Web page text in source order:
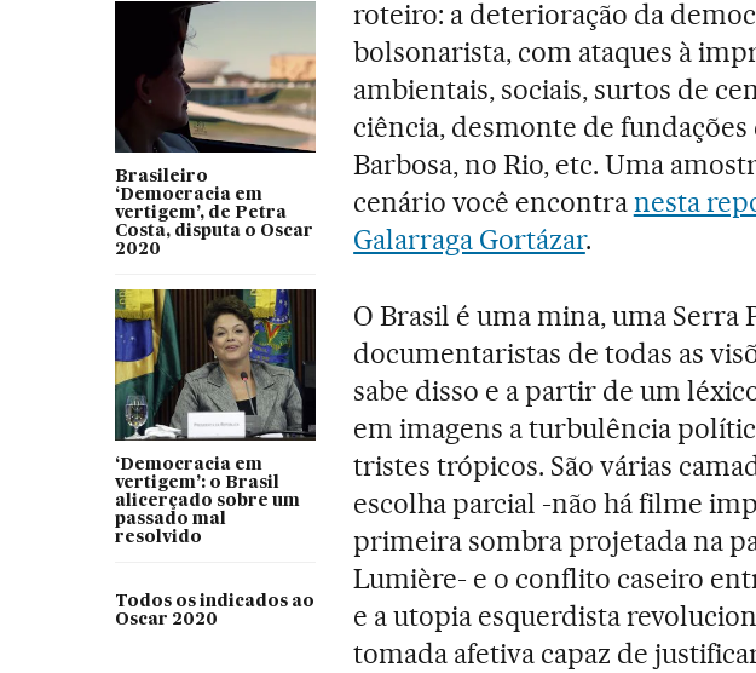
Brasileiro
‘Democracia em
vertigem’, de Petra
Costa, disputa o Oscar
2020
‘Democracia em
vertigem’: o Brasil
alicerçado sobre um
passado mal
resolvido
Todos os indicados ao
Oscar 2020
roteiro: a deterioração da
bolsonarista, com ataques à
ambientais, sociais, surtos de
ciência, desmonte de fundações
Barbosa, no Rio, etc. Uma
cenário você encontranesta
Galarraga Gortázar.
O Brasil é uma mina, uma Serra
documentaristas de todas as
sabe disso e a partir de um
em imagens a turbulência
tristes trópicos. São várias
escolha parcial -não há filme
primeira sombra projetada na
Lumière- e o conflito caseiro
e a utopia esquerdista
tomada afetiva capaz de